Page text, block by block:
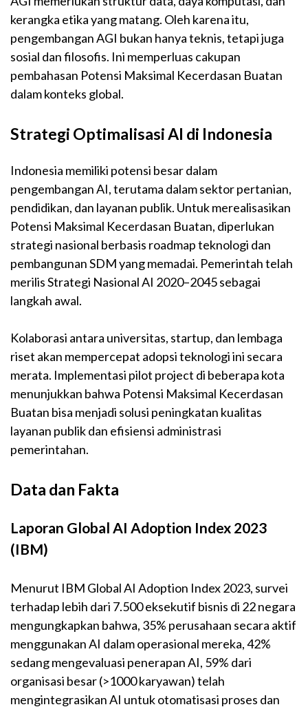
kerangka etika yang matang. Oleh karena itu,
pengembangan AGI bukan hanya teknis, tetapi juga
sosial dan filosofis. Ini memperluas cakupan
pembahasan Potensi Maksimal Kecerdasan Buatan
dalam konteks global.
Strategi Optimalisasi AI di Indonesia
Indonesia memiliki potensi besar dalam
pengembangan AI, terutama dalam sektor pertanian,
pendidikan, dan layanan publik. Untuk merealisasikan
Potensi Maksimal Kecerdasan Buatan, diperlukan
strategi nasional berbasis roadmap teknologi dan
pembangunan SDM yang memadai. Pemerintah telah
merilis Strategi Nasional AI 2020–2045 sebagai
langkah awal.
Kolaborasi antara universitas, startup, dan lembaga
riset akan mempercepat adopsi teknologi ini secara
merata. Implementasi pilot project di beberapa kota
menunjukkan bahwa Potensi Maksimal Kecerdasan
Buatan bisa menjadi solusi peningkatan kualitas
layanan publik dan efisiensi administrasi
pemerintahan.
Data dan Fakta
Laporan Global AI Adoption Index 2023
(IBM)
Menurut IBM Global AI Adoption Index 2023, survei
terhadap lebih dari 7.500 eksekutif bisnis di 22 negara
mengungkapkan bahwa, 35% perusahaan secara aktif
menggunakan AI dalam operasional mereka, 42%
sedang mengevaluasi penerapan AI, 59% dari
organisasi besar (>1000 karyawan) telah
mengintegrasikan AI untuk otomatisasi proses dan